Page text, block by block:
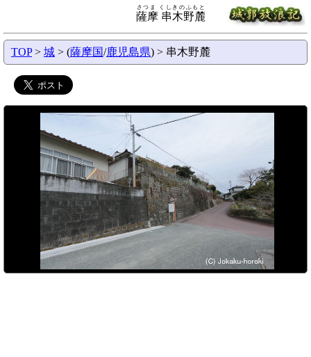
薩摩 串木野麓
さつま くしきのふもと
TOP> 城 > (薩摩国/鹿児島県) > 串木野麓